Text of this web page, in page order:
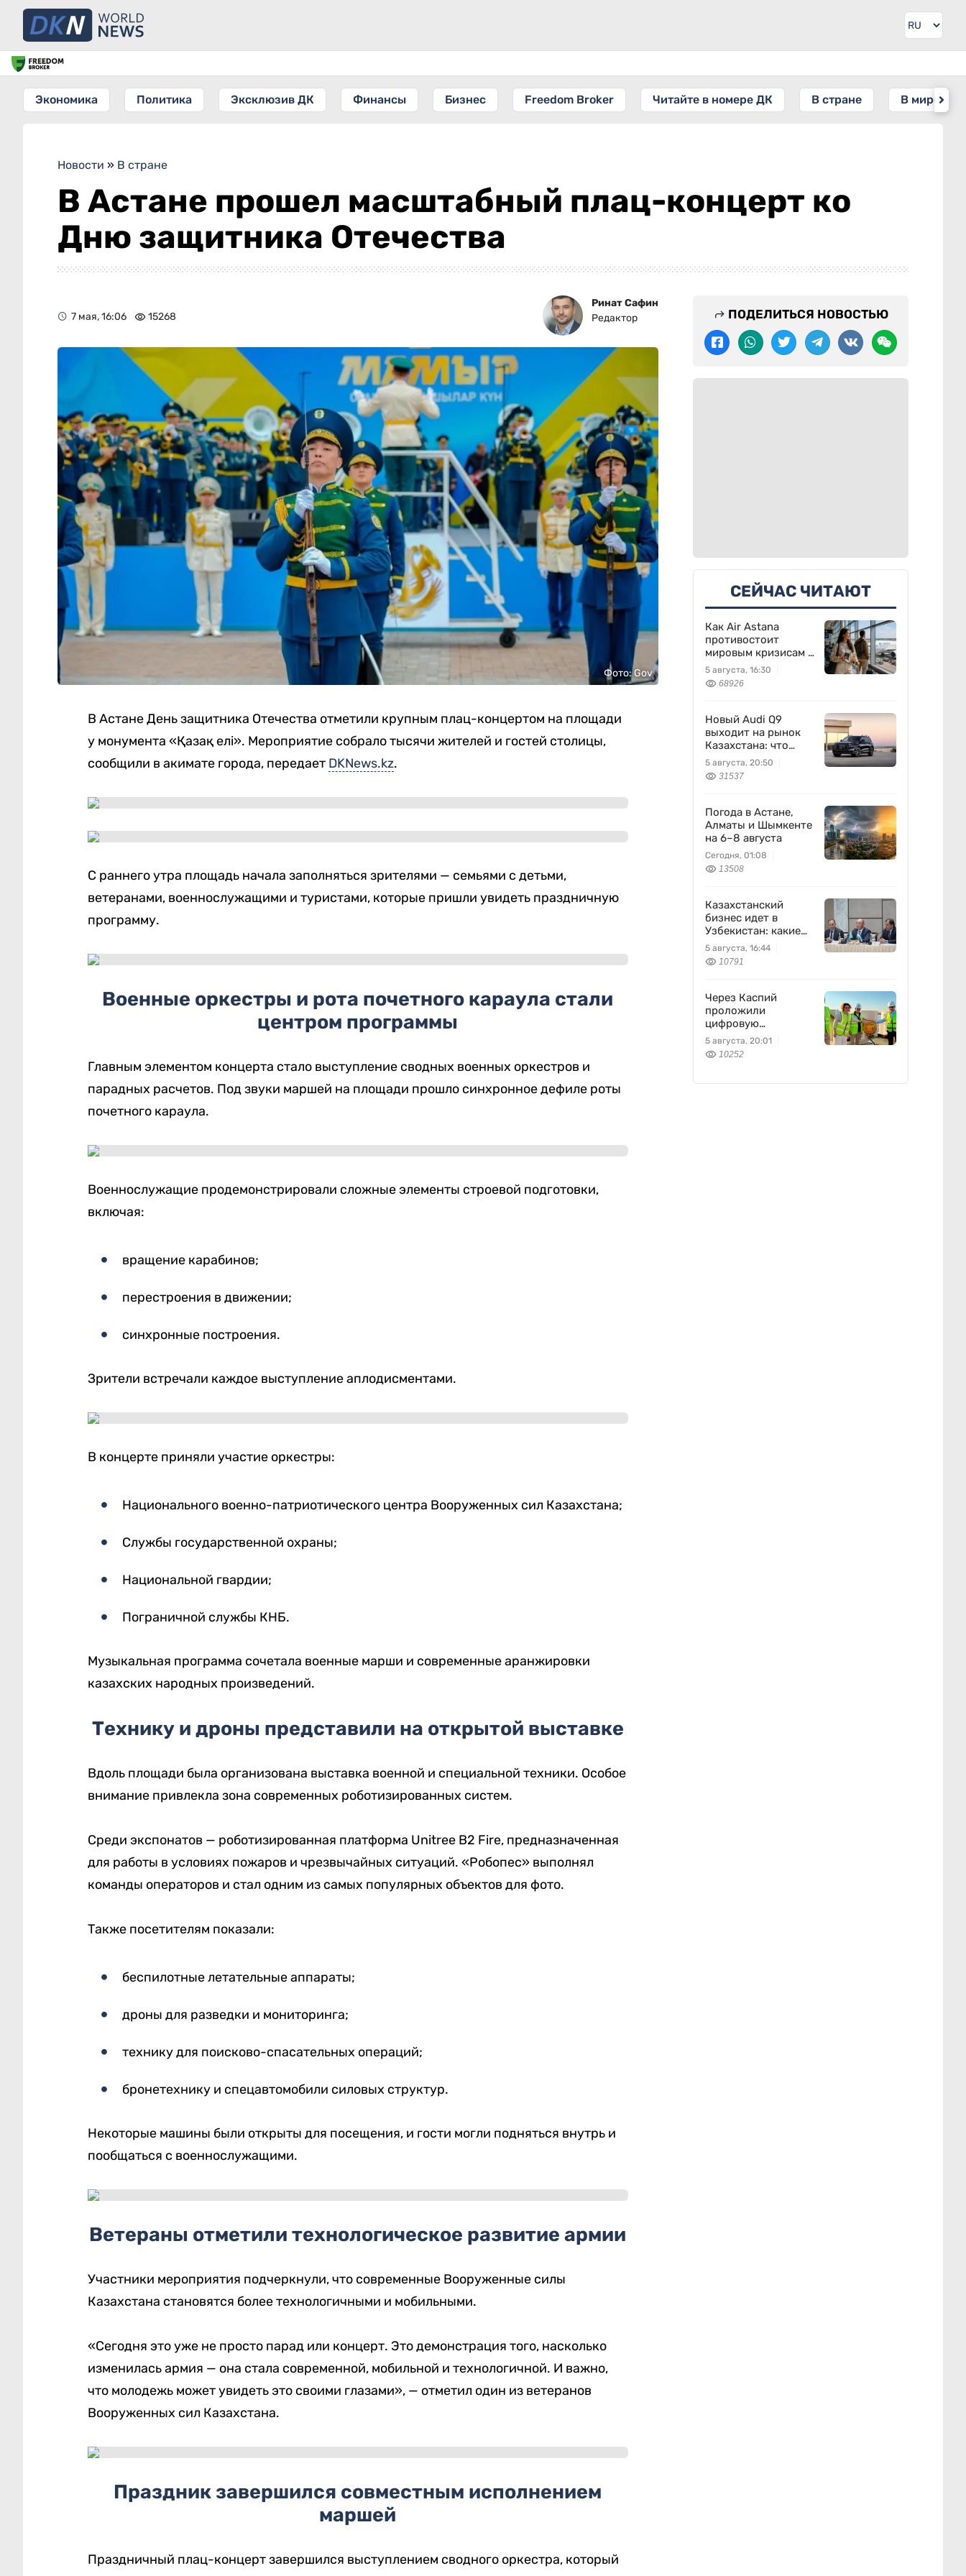
Экономика Политика Эксклюзив ДК Финансы Бизнес Freedom Broker Читайте в номере ДК В стране В мире
Новости » В стране
В Астане прошел масштабный плац-концерт ко
Дню защитника Отечества
7 мая, 16:06 15268
Ринат Сафин
Редактор
Фото: Gov
В Астане День защитника Отечества отметили крупным плац-концертом на площади
у монумента «Қазақ елі». Мероприятие собрало тысячи жителей и гостей столицы,
сообщили в акимате города, передает DKNews.kz.
С раннего утра площадь начала заполняться зрителями — семьями с детьми,
ветеранами, военнослужащими и туристами, которые пришли увидеть праздничную
программу.
Военные оркестры и рота почетного караула стали
центром программы
Главным элементом концерта стало выступление сводных военных оркестров и
парадных расчетов. Под звуки маршей на площади прошло синхронное дефиле роты
почетного караула.
Военнослужащие продемонстрировали сложные элементы строевой подготовки,
включая:
вращение карабинов;
перестроения в движении;
синхронные построения.
Зрители встречали каждое выступление аплодисментами.
В концерте приняли участие оркестры:
Национального военно-патриотического центра Вооруженных сил Казахстана;
Службы государственной охраны;
Национальной гвардии;
Пограничной службы КНБ.
Музыкальная программа сочетала военные марши и современные аранжировки
казахских народных произведений.
Технику и дроны представили на открытой выставке
Вдоль площади была организована выставка военной и специальной техники. Особое
внимание привлекла зона современных роботизированных систем.
Среди экспонатов — роботизированная платформа Unitree B2 Fire, предназначенная
для работы в условиях пожаров и чрезвычайных ситуаций. «Робопес» выполнял
команды операторов и стал одним из самых популярных объектов для фото.
Также посетителям показали:
беспилотные летательные аппараты;
дроны для разведки и мониторинга;
технику для поисково-спасательных операций;
бронетехнику и спецавтомобили силовых структур.
Некоторые машины были открыты для посещения, и гости могли подняться внутрь и
пообщаться с военнослужащими.
Ветераны отметили технологическое развитие армии
Участники мероприятия подчеркнули, что современные Вооруженные силы
Казахстана становятся более технологичными и мобильными.
«Сегодня это уже не просто парад или концерт. Это демонстрация того, насколько
изменилась армия — она стала современной, мобильной и технологичной. И важно,
что молодежь может увидеть это своими глазами», — отметил один из ветеранов
Вооруженных сил Казахстана.
Праздник завершился совместным исполнением
маршей
Праздничный плац-концерт завершился выступлением сводного оркестра, который
ПОДЕЛИТЬСЯ НОВОСТЬЮ
СЕЙЧАС ЧИТАЮТ
Как Air Astana
противостоит
мировым кризисам в
авиации
5 августа, 16:30
68926
Новый Audi Q9
выходит на рынок
Казахстана: что
известно
5 августа, 20:50
31537
Погода в Астане,
Алматы и Шымкенте
на 6–8 августа
Сегодня, 01:08
13508
Казахстанский
бизнес идет в
Узбекистан: какие
проекты готовят
5 августа, 16:44
10791
Через Каспий
проложили
цифровую
магистраль: что это
изменит
5 августа, 20:01
10252